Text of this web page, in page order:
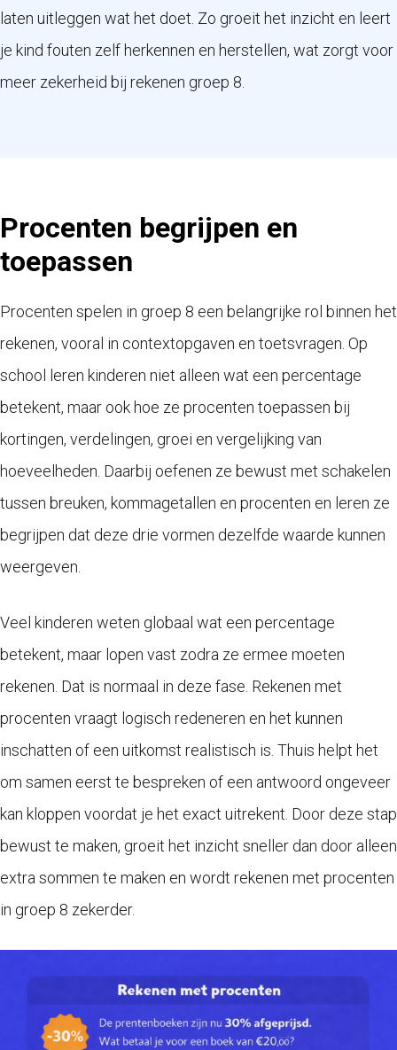
laten uitleggen wat het doet. Zo groeit het inzicht en leert
je kind fouten zelf herkennen en herstellen, wat zorgt voor
meer zekerheid bij rekenen groep 8.
Procenten begrijpen en
toepassen
Procenten spelen in groep 8 een belangrijke rol binnen het
rekenen, vooral in contextopgaven en toetsvragen. Op
school leren kinderen niet alleen wat een percentage
betekent, maar ook hoe ze procenten toepassen bij
kortingen, verdelingen, groei en vergelijking van
hoeveelheden. Daarbij oefenen ze bewust met schakelen
tussen breuken, kommagetallen en procenten en leren ze
begrijpen dat deze drie vormen dezelfde waarde kunnen
weergeven.
Veel kinderen weten globaal wat een percentage
betekent, maar lopen vast zodra ze ermee moeten
rekenen. Dat is normaal in deze fase. Rekenen met
procenten vraagt logisch redeneren en het kunnen
inschatten of een uitkomst realistisch is. Thuis helpt het
om samen eerst te bespreken of een antwoord ongeveer
kan kloppen voordat je het exact uitrekent. Door deze stap
bewust te maken, groeit het inzicht sneller dan door alleen
extra sommen te maken en wordt rekenen met procenten
in groep 8 zekerder.